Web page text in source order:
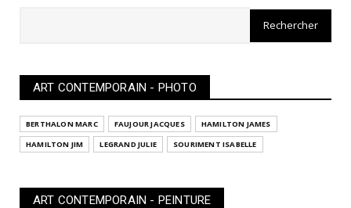
ART CONTEMPORAIN - PHOTO
BERTHALON MARC FAUJOUR JACQUES
HAMILTON JAMES
HAMILTON JIM
LEGRAND JULIE SOURIMENT ISABELLE
ART CONTEMPORAIN - PEINTURE